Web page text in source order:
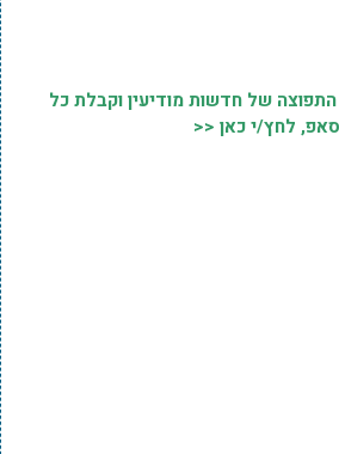
של חדשות מודיעין וקבלת כל
לחץ/י כאן <<